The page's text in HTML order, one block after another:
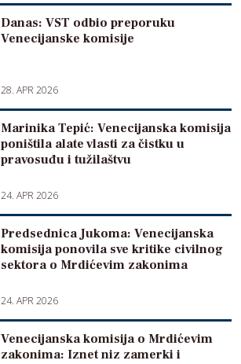
Danas: VST odbio preporuku
Venecijanske komisije
28. APR 2026
Marinika Tepić: Venecijanska komisija
poništila alate vlasti za čistku u
pravosuđu i tužilaštvu
24. APR 2026
Predsednica Jukoma: Venecijanska
komisija ponovila sve kritike civilnog
sektora o Mrdićevim zakonima
24. APR 2026
Venecijanska komisija o Mrdićevim
zakonima: Iznet niz zamerki i